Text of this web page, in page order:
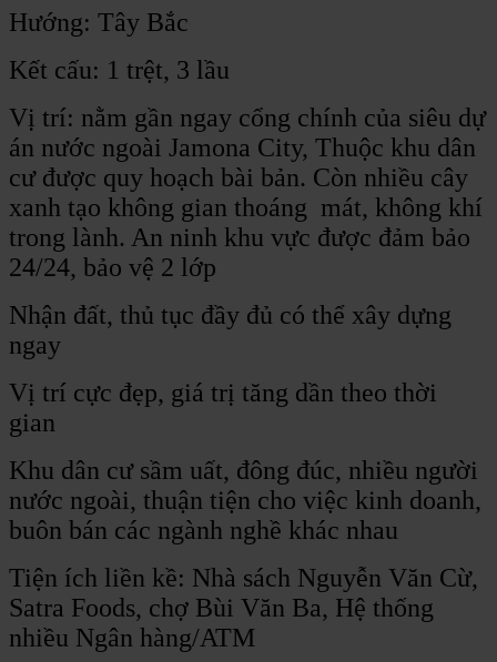
Hướng: Tây Bắc
Kết cấu: 1 trệt, 3 lầu
Vị trí: nằm gần ngay cổng chính của siêu dự
án nước ngoài Jamona City, Thuộc khu dân
cư được quy hoạch bài bản. Còn nhiều cây
xanh tạo không gian thoáng mát, không khí
trong lành. An ninh khu vực được đảm bảo
24/24, bảo vệ 2 lớp
Nhận đất, thủ tục đầy đủ có thể xây dựng
ngay
Vị trí cực đẹp, giá trị tăng dần theo thời
gian
Khu dân cư sầm uất, đông đúc, nhiều người
nước ngoài, thuận tiện cho việc kinh doanh,
buôn bán các ngành nghề khác nhau
Tiện ích liền kề: Nhà sách Nguyễn Văn Cừ,
Satra Foods, chợ Bùi Văn Ba, Hệ thống
nhiều Ngân hàng/ATM